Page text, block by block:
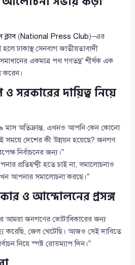
ক্লাব(National Press Club)–এর
ঢাকাস্থ সেনবাগ জাতীয়তাবাদী
একমাত্র পথ গণতন্ত্র’ শীর্ষক এক
করেন।
ও সরকারের দায়িত্ব নিয়ে
মাস অতিক্রান্ত, এখনও আপনি কেন কোনো
সময়ে দেশের কী উন্নয়ন হয়েছে? জনগণ
নির্বাচনের জন্য।”
প্রতিদ্বন্দ্বী হতে চাই না, সমালোচনাও
আপনার সমালোচনা করছে।”
ও আন্দোলনের প্রসঙ্গ
আমরা জনগণের ভোটাধিকারের জন্য
করেছি, জেল খেটেছি। আজও সেই দাবিতে
নিয়ে স্পষ্ট রোডম্যাপ দিন।”